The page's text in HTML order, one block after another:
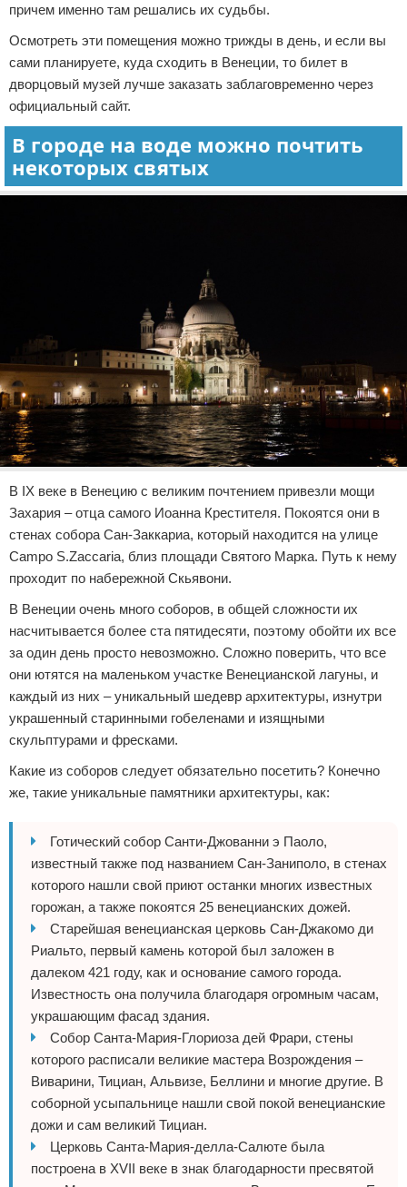
причем именно там решались их судьбы.
Осмотреть эти помещения можно трижды в день, и если вы
сами планируете, куда сходить в Венеции, то билет в
дворцовый музей лучше заказать заблаговременно через
официальный сайт.
В городе на воде можно почтить
некоторых святых
В IX веке в Венецию с великим почтением привезли мощи
Захария – отца самого Иоанна Крестителя. Покоятся они в
стенах собора Сан-Заккариа, который находится на улице
Campo S.Zaccaria, близ площади Святого Марка. Путь к нему
проходит по набережной Скьявони.
В Венеции очень много соборов, в общей сложности их
насчитывается более ста пятидесяти, поэтому обойти их все
за один день просто невозможно. Сложно поверить, что все
они ютятся на маленьком участке Венецианской лагуны, и
каждый из них – уникальный шедевр архитектуры, изнутри
украшенный старинными гобеленами и изящными
скульптурами и фресками.
Какие из соборов следует обязательно посетить? Конечно
же, такие уникальные памятники архитектуры, как:
Готический собор Санти-Джованни э Паоло,
известный также под названием Сан-Заниполо, в стенах
которого нашли свой приют останки многих известных
горожан, а также покоятся 25 венецианских дожей.
Старейшая венецианская церковь Сан-Джакомо ди
Риальто, первый камень которой был заложен в
далеком 421 году, как и основание самого города.
Известность она получила благодаря огромным часам,
украшающим фасад здания.
Собор Санта-Мария-Глориоза дей Фрари, стены
которого расписали великие мастера Возрождения –
Виварини, Тициан, Альвизе, Беллини и многие другие. В
соборной усыпальнице нашли свой покой венецианские
дожи и сам великий Тициан.
Церковь Санта-Мария-делла-Салюте была
построена в XVII веке в знак благодарности пресвятой